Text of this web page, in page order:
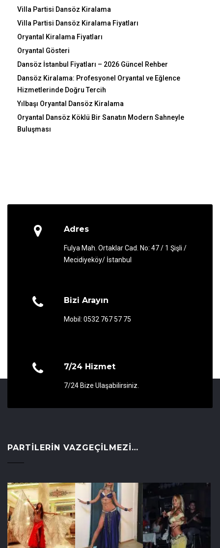
Villa Partisi Dansöz Kiralama
Villa Partisi Dansöz Kiralama Fiyatları
Oryantal Kiralama Fiyatları
Oryantal Gösteri
Dansöz İstanbul Fiyatları – 2026 Güncel Rehber
Dansöz Kiralama: Profesyonel Oryantal ve Eğlence
Hizmetlerinde Doğru Tercih
Yılbaşı Oryantal Dansöz Kiralama
Oryantal Dansöz Köklü Bir Sanatın Modern Sahneyle
Buluşması
Adres
Fulya Mah. Ortaklar Cad. No: 47 / 1 Şişli /
Mecidiyeköy/ İstanbul
Bizi Arayın
Mobil: 0532 767 57 75
7/24 Hizmet
7/24 Bize Ulaşabilirsiniz.
PARTILERIN VAZGEÇILMEZI…